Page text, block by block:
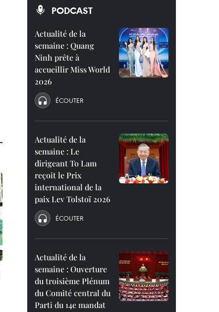
PODCAST
Actualité de la
semaine : Quang
Ninh prête à
accueillir Miss World
2026
ÉCOUTER
Actualité de la
semaine : Le
dirigeant To Lam
reçoit le Prix
international de la
paix Lev Tolstoï 2026
ÉCOUTER
Actualité de la
semaine : Ouverture
du troisième Plénum
du Comité central du
Parti du 14e mandat